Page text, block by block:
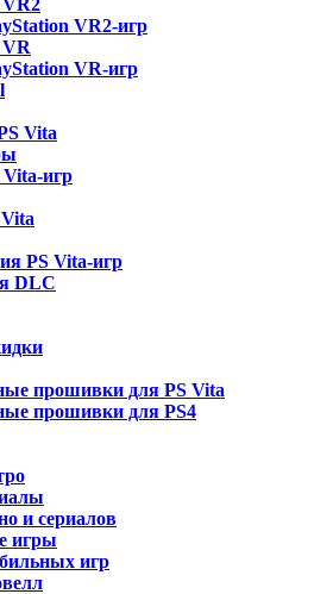
VR2
VR2-игр
VR
VR-игр
Vita
игр
PS Vita-игр
DLC
прошивки для PS Vita
прошивки для PS4
и сериалов
игры
игр